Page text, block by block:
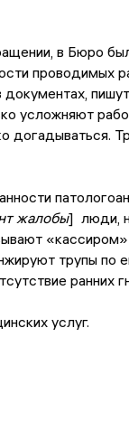
в Бюро
проводимых
документах,
усложняют
догадываться.
жалобы] люди,
трупы по
ранних
услуг.